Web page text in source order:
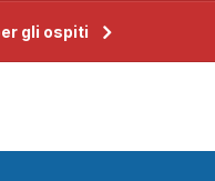
gli ospiti